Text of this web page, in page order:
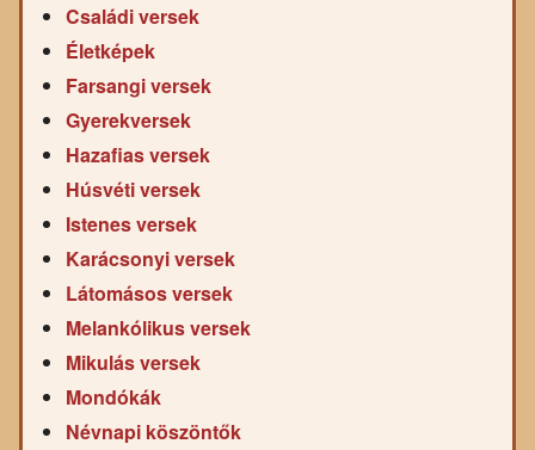
Családi versek
Életképek
Farsangi versek
Gyerekversek
Hazafias versek
Húsvéti versek
Istenes versek
Karácsonyi versek
Látomásos versek
Melankólikus versek
Mikulás versek
Mondókák
Névnapi köszöntők